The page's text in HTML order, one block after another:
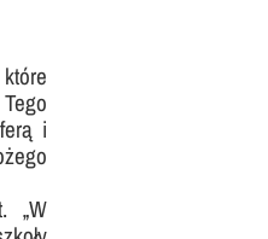
i
„W